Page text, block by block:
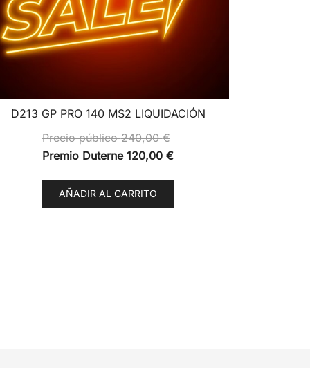
D213 GP PRO 140 MS2 LIQUIDACIÓN
Precio público240,00€
Premio Duterne 120,00 €
AÑADIR AL CARRITO